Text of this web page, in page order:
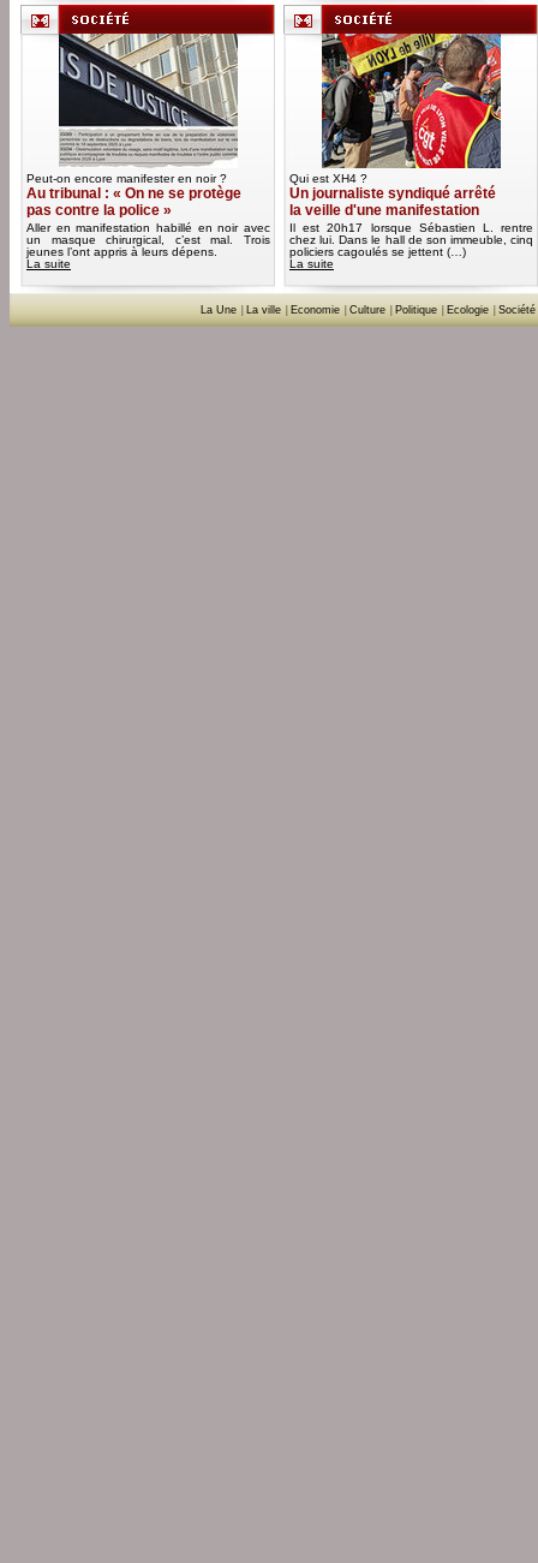
Peut-on encore manifester en noir ?
Au tribunal : « On ne se protège
pas contre la police »
Aller en manifestation habillé en noir avec
un masque chirurgical, c’est mal. Trois
jeunes l’ont appris à leurs dépens.
La suite
Qui est XH4 ?
Un journaliste syndiqué arrêté
la veille d'une manifestation
Il est 20h17 lorsque Sébastien L. rentre
chez lui. Dans le hall de son immeuble, cinq
policiers cagoulés se jettent (…)
La suite
La Une La ville Economie Culture Politique Ecologie Société